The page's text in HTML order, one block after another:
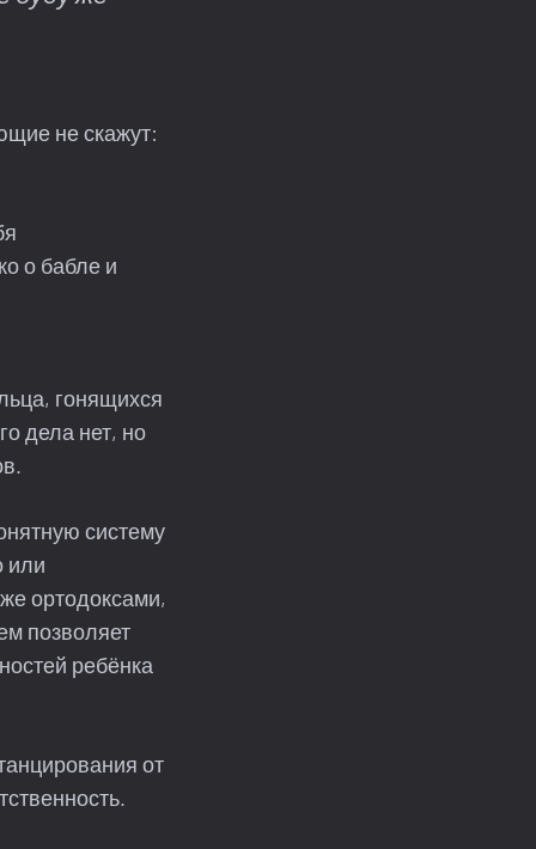
не скажут:
о бабле и
гонящихся
дела нет, но
систему
или
ортодоксами,
позволяет
ребёнка
от